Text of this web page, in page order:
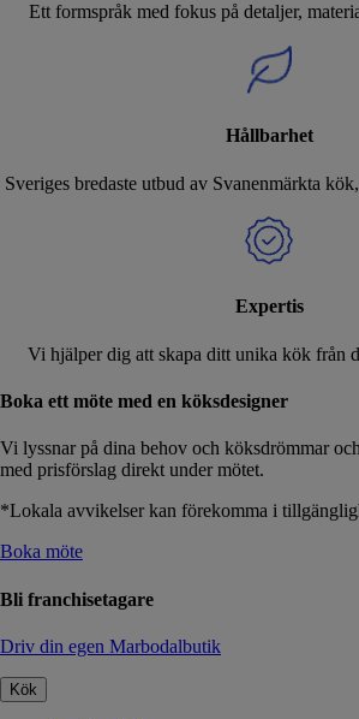
Ett formspråk med fokus på detaljer,
Hållbarhet
Sveriges bredaste utbud av Svanenmärkta
Expertis
Vi hjälper dig att skapa ditt unika kök från
Boka ett möte med en köksdesigner
Vi lyssnar på dina behov och köksdrömmar
med prisförslag direkt under mötet.
*Lokala avvikelser kan förekomma i
Boka möte
Bli franchisetagare
Driv din egen Marbodalbutik
Kök